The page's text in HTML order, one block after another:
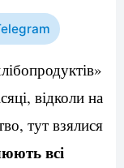
відколи на
тут взялися
всі